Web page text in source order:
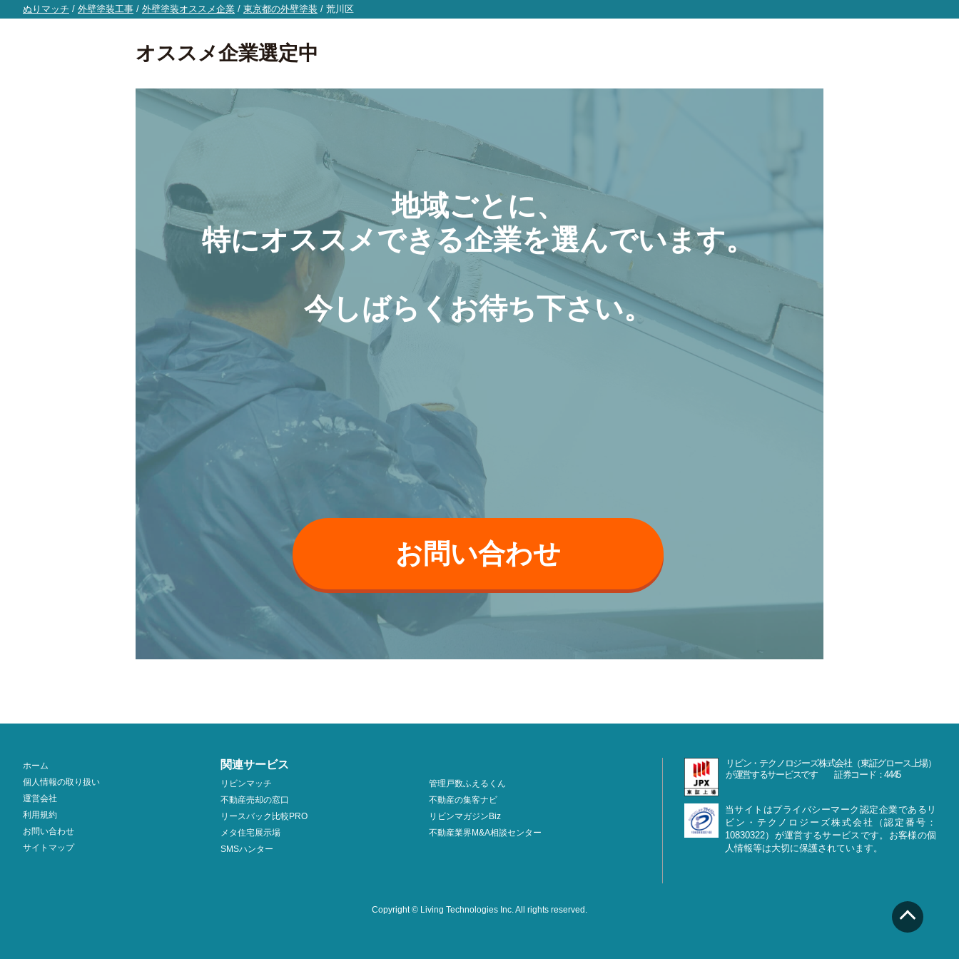
ぬりマッチ / 外壁塗装工事 / 外壁塗装オススメ企業 / 東京都の外壁塗装 / 荒川区
オススメ企業選定中
地域ごとに、
特にオススメできる企業を選んでいます。
今しばらくお待ち下さい。
お問い合わせ
ホーム
個人情報の取り扱い
運営会社
利用規約
お問い合わせ
サイトマップ
関連サービス
リビンマッチ
不動産売却の窓口
リースバック比較PRO
メタ住宅展示場
SMSハンター
管理戸数ふえるくん
不動産の集客ナビ
リビンマガジンBiz
不動産業界M&A相談センター
リビン・テクノロジーズ株式会社（東証グロース上場）
が運営するサービスです 証券コード：4445
当サイトはプライバシーマーク認定企業であるリ
ビン・テクノロジーズ株式会社（認定番号：
10830322）が運営するサービスです。お客様の個
人情報等は大切に保護されています。
Copyright © Living Technologies Inc.All rights reserved.